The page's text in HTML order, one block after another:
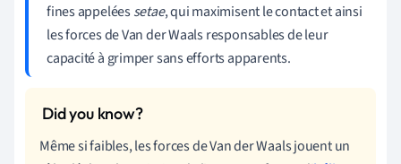
fines appeléessetae, qui maximisent le contact et ainsi
les forces de Van der Waals responsables de leur
capacité à grimper sans efforts apparents.
Même si faibles, les forces de Van der Waals jouent un